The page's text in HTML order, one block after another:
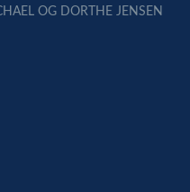
OG DORTHE JENSEN